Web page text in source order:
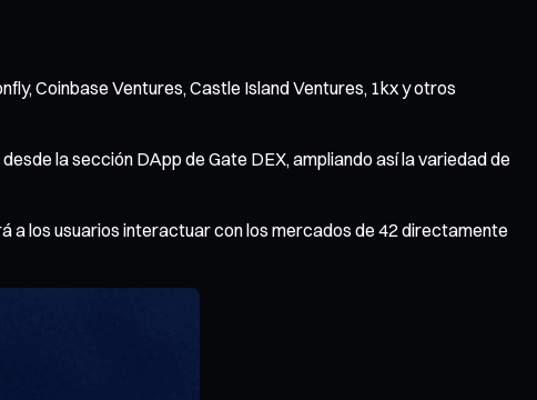
Coinbase Ventures, Castle Island Ventures, 1kx y otros
la sección DApp de Gate DEX, ampliando así la variedad de
a los usuarios interactuar con los mercados de 42 directamente